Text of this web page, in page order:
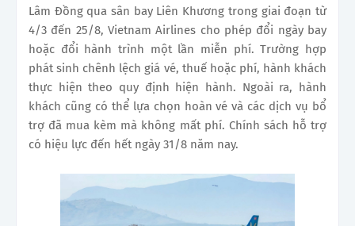
Lâm Đồng qua sân bay Liên Khương trong giai đoạn từ
4/3 đến 25/8, Vietnam Airlines cho phép đổi ngày bay
hoặc đổi hành trình một lần miễn phí. Trường hợp
phát sinh chênh lệch giá vé, thuế hoặc phí, hành khách
thực hiện theo quy định hiện hành. Ngoài ra, hành
khách cũng có thể lựa chọn hoàn vé và các dịch vụ bổ
trợ đã mua kèm mà không mất phí. Chính sách hỗ trợ
có hiệu lực đến hết ngày 31/8 năm nay.